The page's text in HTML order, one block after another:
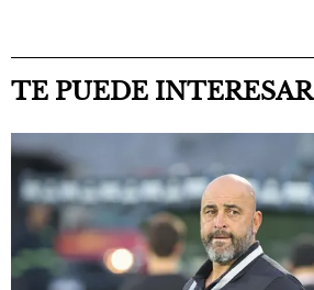
TE PUEDE INTERESAR